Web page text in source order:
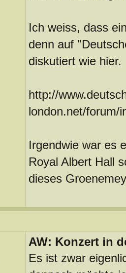
Ich weiss, dass
denn auf
diskutiert wie hier.
http://
london.net/forum/
Irgendwie war es
Royal Albert Hall
dieses
AW: Konzert in
Es ist zwar